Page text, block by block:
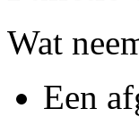
Wat
Een